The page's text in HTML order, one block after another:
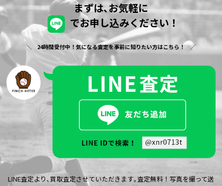
まずは､お気軽に
でお申し込みください！
24時間受付中！気になる査定を事前に知りたい方はこちら！
LINE査定より､買取査定させていただきます｡査定無料！写真を撮って送